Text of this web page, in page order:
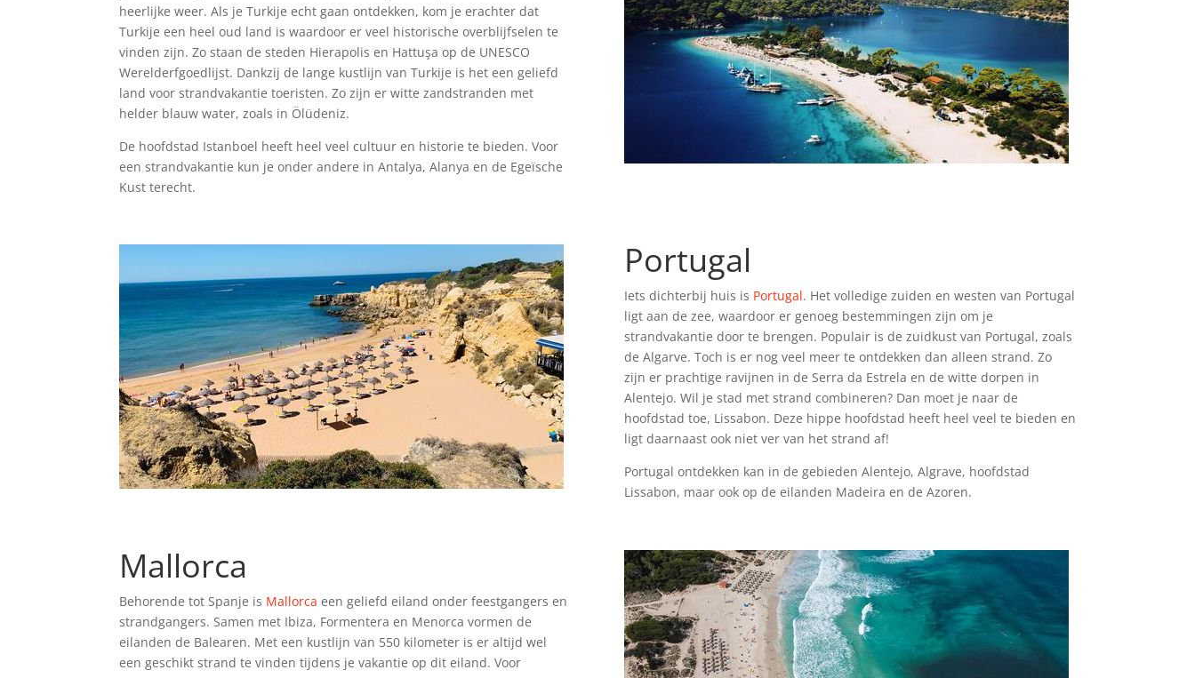
heerlijke weer. Als je Turkije echt gaan ontdekken, kom je erachter dat
Turkije een heel oud land is waardoor er veel historische overblijfselen te
vinden zijn. Zo staan de steden Hierapolis en Hattuşa op de UNESCO
Werelderfgoedlijst. Dankzij de lange kustlijn van Turkije is het een geliefd
land voor strandvakantie toeristen. Zo zijn er witte zandstranden met
helder blauw water, zoals in Ölüdeniz.
De hoofdstad Istanboel heeft heel veel cultuur en historie te bieden. Voor
een strandvakantie kun je onder andere in Antalya, Alanya en de Egeïsche
Kust terecht.
Portugal
Iets dichterbij huis is Portugal. Het volledige zuiden en westen van Portugal
ligt aan de zee, waardoor er genoeg bestemmingen zijn om je
strandvakantie door te brengen. Populair is de zuidkust van Portugal, zoals
de Algarve. Toch is er nog veel meer te ontdekken dan alleen strand. Zo
zijn er prachtige ravijnen in de Serra da Estrela en de witte dorpen in
Alentejo. Wil je stad met strand combineren? Dan moet je naar de
hoofdstad toe, Lissabon. Deze hippe hoofdstad heeft heel veel te bieden en
ligt daarnaast ook niet ver van het strand af!
Portugal ontdekken kan in de gebieden Alentejo, Algrave, hoofdstad
Lissabon, maar ook op de eilanden Madeira en de Azoren.
Mallorca
Behorende tot Spanje is Mallorcaeen geliefd eiland onder feestgangers en
strandgangers. Samen met Ibiza, Formentera en Menorca vormen de
eilanden de Balearen. Met een kustlijn van 550 kilometer is er altijd wel
een geschikt strand te vinden tijdens je vakantie op dit eiland. Voor